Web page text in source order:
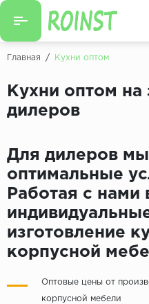
Назад
Кухни на заказ
Декоры фасадов
Декоры столешниц
Декоры кухонных
Декоры ЛДСП для мебели
Главная / Кухни оптом
Кухни оптом на
дилеров
Для дилеров
оптимальные
Работая с нами
изготовление
корпусной
Оптовые цены от
корпусной мебели